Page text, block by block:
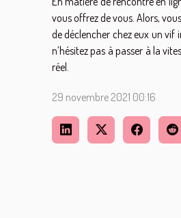
vous offrez de vous. Alors,
de déclencher chez eux un vif
n’hésitez pas à passer à la
réel.
29 novembre 2021 00:16